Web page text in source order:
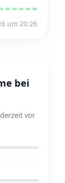
um 20:26
bei
vor